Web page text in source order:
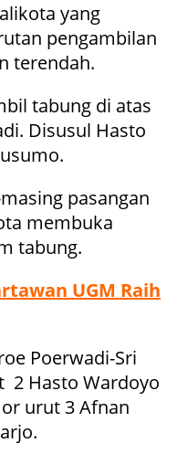
yang
pengambilan
terendah.
tabung di atas
Disusul Hasto
pasangan
membuka
tabung.
UGM Raih
Poerwadi-Sri
2 Hasto Wardoyo
urut 3 Afnan